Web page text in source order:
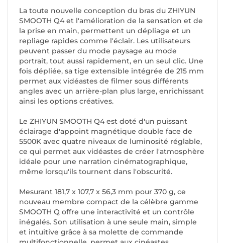
La toute nouvelle conception du bras du ZHIYUN
SMOOTH Q4 et l'amélioration de la sensation et de
la prise en main, permettent un dépliage et un
repliage rapides comme l'éclair. Les utilisateurs
peuvent passer du mode paysage au mode
portrait, tout aussi rapidement, en un seul clic. Une
fois dépliée, sa tige extensible intégrée de 215 mm
permet aux vidéastes de filmer sous différents
angles avec un arrière-plan plus large, enrichissant
ainsi les options créatives.
Le ZHIYUN SMOOTH Q4 est doté d'un puissant
éclairage d'appoint magnétique double face de
5500K avec quatre niveaux de luminosité réglable,
ce qui permet aux vidéastes de créer l'atmosphère
idéale pour une narration cinématographique,
même lorsqu'ils tournent dans l'obscurité.
Mesurant 181,7 x 107,7 x 56,3 mm pour 370 g, ce
nouveau membre compact de la célèbre gamme
SMOOTH Q offre une interactivité et un contrôle
inégalés. Son utilisation à une seule main, simple
et intuitive grâce à sa molette de commande